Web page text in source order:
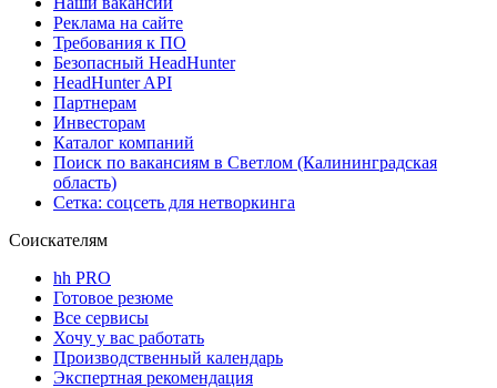
Реклама на сайте
Требования к ПО
Безопасный HeadHunter
HeadHunter API
Партнерам
Инвесторам
Каталог компаний
Поиск по вакансиям в Светлом (Калининградская
область)
Сетка: соцсеть для нетворкинга
Соискателям
hh PRO
Готовое резюме
Все сервисы
Хочу у вас работать
Производственный календарь
Экспертная рекомендация